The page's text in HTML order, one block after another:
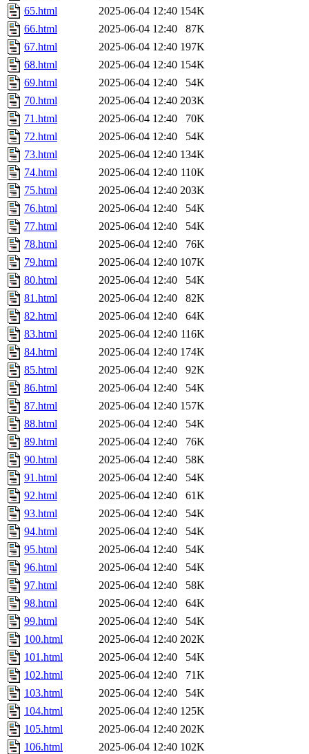
65.html
2025-06-04 12:40 154K
66.html
2025-06-04 12:40
87K
67.html
2025-06-04 12:40 197K
68.html
2025-06-04 12:40 154K
69.html
2025-06-04 12:40
54K
70.html
2025-06-04 12:40 203K
71.html
2025-06-04 12:40
70K
72.html
2025-06-04 12:40
54K
73.html
2025-06-04 12:40 134K
74.html
2025-06-04 12:40 110K
75.html
2025-06-04 12:40 203K
76.html
2025-06-04 12:40
54K
77.html
2025-06-04 12:40
54K
78.html
2025-06-04 12:40
76K
79.html
2025-06-04 12:40 107K
80.html
2025-06-04 12:40
54K
81.html
2025-06-04 12:40
82K
82.html
2025-06-04 12:40
64K
83.html
2025-06-04 12:40 116K
84.html
2025-06-04 12:40 174K
85.html
2025-06-04 12:40
92K
86.html
2025-06-04 12:40
54K
87.html
2025-06-04 12:40 157K
88.html
2025-06-04 12:40
54K
89.html
2025-06-04 12:40
76K
90.html
2025-06-04 12:40
58K
91.html
2025-06-04 12:40
54K
92.html
2025-06-04 12:40
61K
93.html
2025-06-04 12:40
54K
94.html
2025-06-04 12:40
54K
95.html
2025-06-04 12:40
54K
96.html
2025-06-04 12:40
54K
97.html
2025-06-04 12:40
58K
98.html
2025-06-04 12:40
64K
99.html
2025-06-04 12:40
54K
100.html
2025-06-04 12:40 202K
101.html
2025-06-04 12:40
54K
102.html
2025-06-04 12:40
71K
103.html
2025-06-04 12:40
54K
104.html
2025-06-04 12:40 125K
105.html
2025-06-04 12:40 202K
106.html
2025-06-04 12:40 102K